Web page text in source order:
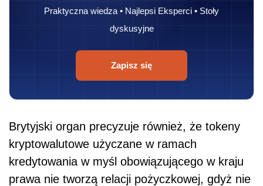
Praktyczna wiedza • Najlepsi Eksperci • Stoły
dyskusyjne
Zapisz się
Brytyjski organ precyzuje również, że tokeny
kryptowalutowe użyczane w ramach
kredytowania w myśl obowiązującego w kraju
prawa nie tworzą relacji pożyczkowej, gdyż nie